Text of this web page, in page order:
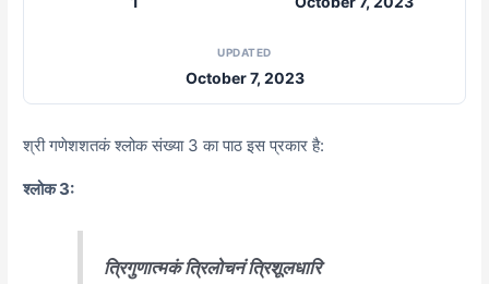
UPDATED
October 7, 2023
श्री गणेशशतकं श्लोक संख्या 3 का पाठ इस प्रकार है:
श्लोक 3:
त्रिगुणात्मकं त्रिलोचनं त्रिशूलधारि